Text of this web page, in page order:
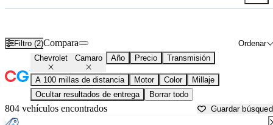
Filtro (2) Ordenar
Compara
Chevrolet Camaro Año Precio Transmisión
A 100 millas de distancia Motor Color
Millaje
Ocultar resultados de entrega
Borrar todo
804 vehículos encontrados Guardar